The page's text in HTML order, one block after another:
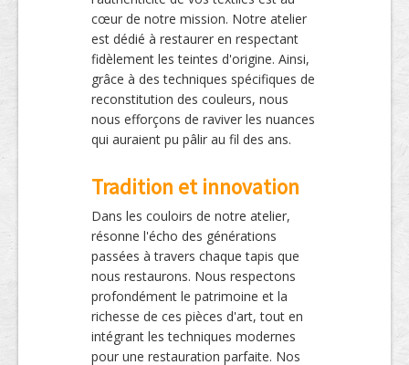
cœur de notre mission. Notre atelier
est dédié à restaurer en respectant
fidèlement les teintes d'origine. Ainsi,
grâce à des techniques spécifiques de
reconstitution des couleurs, nous
nous efforçons de raviver les nuances
qui auraient pu pâlir au fil des ans.
Tradition et innovation
Dans les couloirs de notre atelier,
résonne l'écho des générations
passées à travers chaque tapis que
nous restaurons. Nous respectons
profondément le patrimoine et la
richesse de ces pièces d'art, tout en
intégrant les techniques modernes
pour une restauration parfaite. Nos